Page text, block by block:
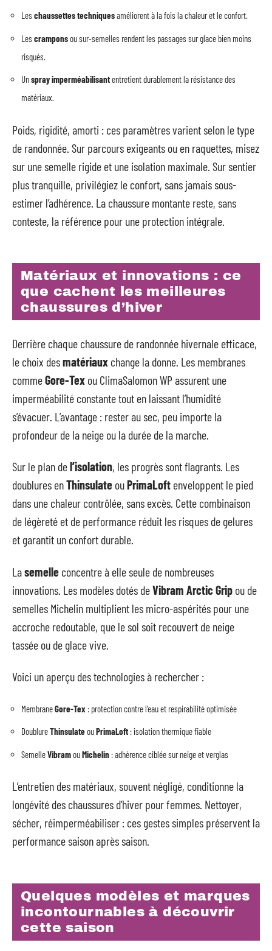
Les chaussettes techniquesaméliorent à la fois la chaleur et le confort.
Les cramponsou sur-semelles rendent les passages sur glace bien moins
risqués.
Unspray imperméabilisantentretient durablement la résistance des
matériaux.
Poids, rigidité, amorti : ces paramètres varient selon le type
de randonnée. Sur parcours exigeants ou en raquettes, misez
sur une semelle rigide et une isolation maximale. Sur sentier
plus tranquille, privilégiez le confort, sans jamais sous-
estimer l’adhérence. La chaussure montante reste, sans
conteste, la référence pour une protection intégrale.
Matériaux et innovations : ce
que cachent les meilleures
chaussures d’hiver
Derrière chaque chaussure de randonnée hivernale efficace,
le choix desmatériaux change la donne. Les membranes
commeGore-Tex ou ClimaSalomon WP assurent une
imperméabilité constante tout en laissant l’humidité
s’évacuer. L’avantage : rester au sec, peu importe la
profondeur de la neige ou la durée de la marche.
Sur le plan del’isolation, les progrès sont flagrants. Les
doublures enThinsulate ouPrimaLoft enveloppent le pied
dans une chaleur contrôlée, sans excès. Cette combinaison
de légèreté et de performance réduit les risques de gelures
et garantit un confort durable.
Lasemelle concentre à elle seule de nombreuses
innovations. Les modèles dotés deVibram Arctic Grip ou de
semelles Michelin multiplient les micro-aspérités pour une
accroche redoutable, que le sol soit recouvert de neige
tassée ou de glace vive.
Voici un aperçu des technologies à rechercher :
MembraneGore-Tex : protection contre l’eau et respirabilité optimisée
DoublureThinsulateouPrimaLoft : isolation thermique fiable
SemelleVibramouMichelin : adhérence ciblée sur neige et verglas
L’entretien des matériaux, souvent négligé, conditionne la
longévité des chaussures d’hiver pour femmes. Nettoyer,
sécher, réimperméabiliser : ces gestes simples préservent la
performance saison après saison.
Quelques modèles et marques
incontournables à découvrir
cette saison